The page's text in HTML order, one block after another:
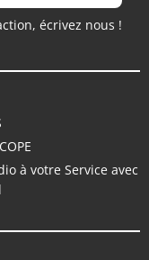
écrivez nous !
à votre Service avec